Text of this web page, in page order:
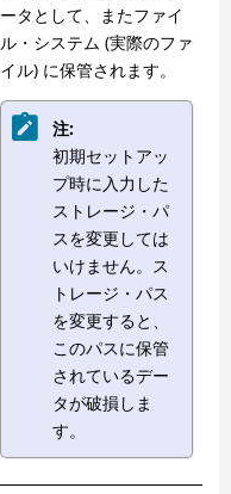
ータとして、またファイ
ル・システム (実際のファ
イル) に保管されます。
注:
初期セットアッ
プ時に入力した
ストレージ・パ
スを変更しては
いけません。ス
トレージ・パス
を変更すると、
このパスに保管
されているデー
タが破損しま
す。